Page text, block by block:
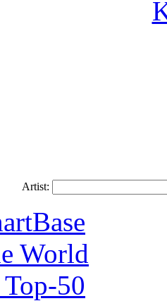
Artist:
World
50